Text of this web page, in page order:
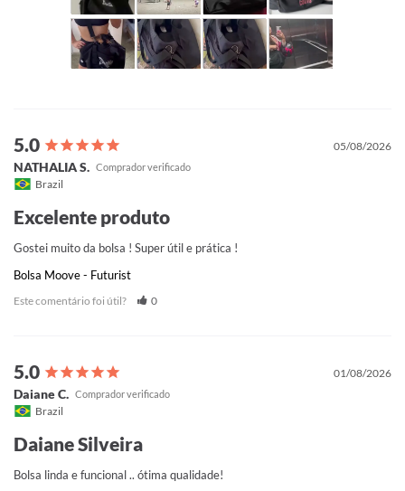
05/08/2026
NATHALIA S.
Brazil
Excelente produto
Gostei muito da bolsa ! Super útil e prática !
Bolsa Moove - Futurist
Este comentário foi útil? 0
01/08/2026
Daiane C.
Brazil
Daiane Silveira
Bolsa linda e funcional .. ótima qualidade!